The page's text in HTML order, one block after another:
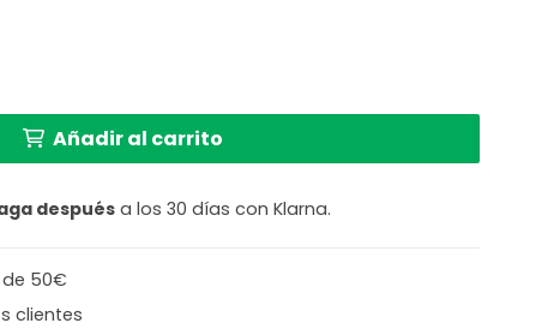
Abierta Anne Light cantidad
Añadir al carrito
después a los 30 días con Klarna.
50€
clientes